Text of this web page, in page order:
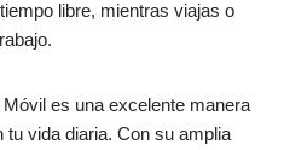
libre, mientras viajas o
es una excelente manera
tu vida diaria. Con su amplia